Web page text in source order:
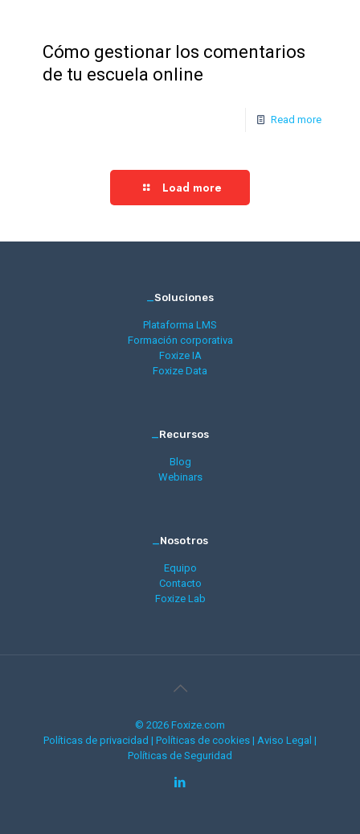
Cómo gestionar los comentarios
de tu escuela online
Read more
Load more
Soluciones
Plataforma LMS
Formación corporativa
Foxize IA
Foxize Data
Recursos
Blog
Webinars
Nosotros
Equipo
Contacto
Foxize Lab
© 2026 Foxize.com
Políticas de privacidad | Políticas de cookies | Aviso Legal |
Políticas de Seguridad